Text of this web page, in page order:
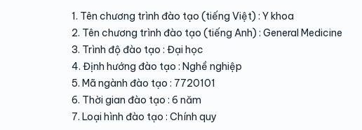
1. Tên chương trình đào tạo (tiếng Việt) : Y khoa
2. Tên chương trình đào tạo (tiếng Anh) : General Medicine
3. Trình độ đào tạo : Đại học
4. Định hướng đào tạo : Nghề nghiệp
5. Mã ngành đào tạo : 7720101
6. Thời gian đào tạo : 6 năm
7. Loại hình đào tạo : Chính quy